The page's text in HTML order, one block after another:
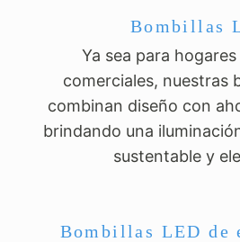
Bombillas
Ya sea para
comerciales, nuestras
combinan diseño con
brindando una
sustentable y
Bombillas LED de